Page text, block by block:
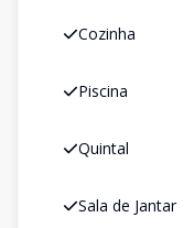
Cozinha
Piscina
Quintal
Sala de Jantar